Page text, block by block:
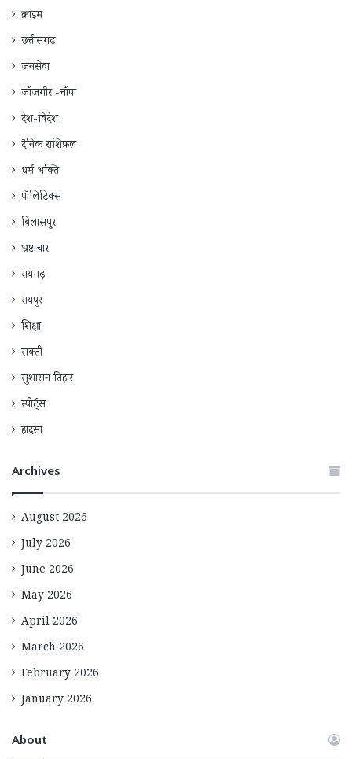
क्राइम
छत्तीसगढ़
जनसेवा
जाँजगीर -चाँपा
देश-विदेश
दैनिक राशिफ़ल
धर्म भक्ति
पॉलिटिक्स
बिलासपुर
भ्रष्टाचार
रायगढ़
रायपुर
शिक्षा
सक्ती
सुशासन तिहार
स्पोर्ट्स
हादसा
Archives
August 2026
July 2026
June 2026
May 2026
April 2026
March 2026
February 2026
January 2026
About